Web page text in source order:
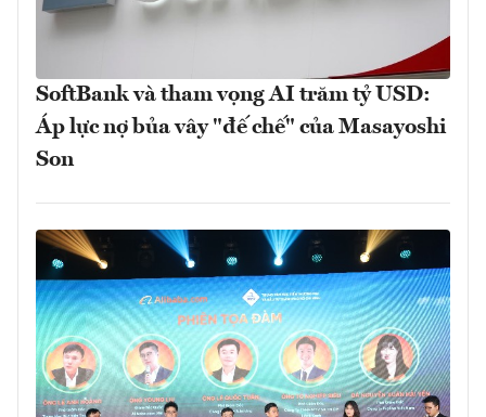
SoftBank và tham vọng AI trăm tỷ USD:
Áp lực nợ bủa vây "đế chế" của Masayoshi
Son